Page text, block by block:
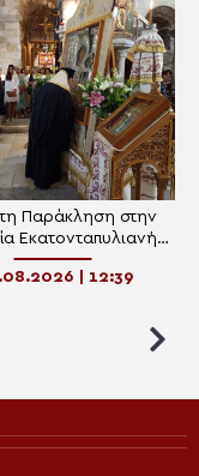
Παράκληση στην
Εκατονταπυλιανή
Πάρου
| 12:39